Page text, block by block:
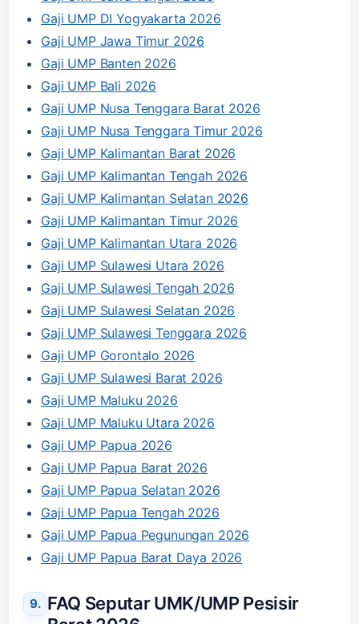
Gaji UMP DI Yogyakarta 2026
Gaji UMP Jawa Timur 2026
Gaji UMP Banten 2026
Gaji UMP Bali 2026
Gaji UMP Nusa Tenggara Barat 2026
Gaji UMP Nusa Tenggara Timur 2026
Gaji UMP Kalimantan Barat 2026
Gaji UMP Kalimantan Tengah 2026
Gaji UMP Kalimantan Selatan 2026
Gaji UMP Kalimantan Timur 2026
Gaji UMP Kalimantan Utara 2026
Gaji UMP Sulawesi Utara 2026
Gaji UMP Sulawesi Tengah 2026
Gaji UMP Sulawesi Selatan 2026
Gaji UMP Sulawesi Tenggara 2026
Gaji UMP Gorontalo 2026
Gaji UMP Sulawesi Barat 2026
Gaji UMP Maluku 2026
Gaji UMP Maluku Utara 2026
Gaji UMP Papua 2026
Gaji UMP Papua Barat 2026
Gaji UMP Papua Selatan 2026
Gaji UMP Papua Tengah 2026
Gaji UMP Papua Pegunungan 2026
Gaji UMP Papua Barat Daya 2026
FAQ Seputar UMK/UMP Pesisir